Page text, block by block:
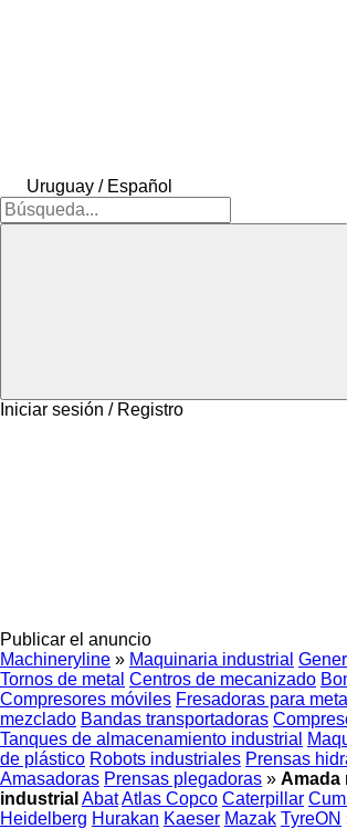
Uruguay / Español
Iniciar sesión / Registro
Publicar el anuncio
Machineryline » Maquinaria industrial
Tornos de metal Centros de mecanizado
Compresores móviles Fresadoras para metal
mezclado Bandas transportadoras
Tanques de almacenamiento industrial
de plástico Robots industriales Prensas
Amasadoras Prensas plegadoras » Amada
industrial AbatAtlas Copco Caterpillar
Heidelberg Hurakan Kaeser Mazak TyreON